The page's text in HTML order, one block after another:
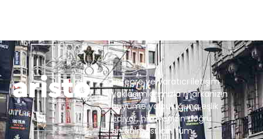
Entegre ve yaratıcı iletişim
yaklaşımlarımızla markanızın
büyüme yolculuğuna eşlik
ediyor, hikayenizin doğru
anlatılması için tüm